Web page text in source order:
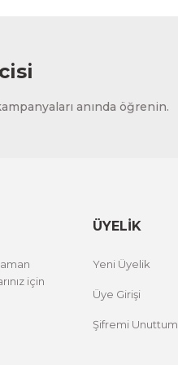
anında öğrenin.
için
ÜYELİK
Yeni Üyelik
Üye Girişi
Şifremi Unuttum